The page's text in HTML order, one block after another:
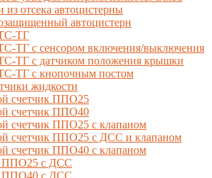
из отсека автоцистерны
автоцистерн
ТГ
ТГ с сенсором включения/выключения
ТГ с датчиком положения крышки
ТГ с кнопочным постом
жидкости
счетчик ППО25
счетчик ППО40
счетчик ППО25 с клапаном
счетчик ППО25 с ДСС и клапаном
счетчик ППО40 с клапаном
ППО25 с ДСС
ППО40 с ДСС